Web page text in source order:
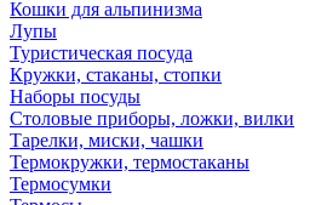
Кошки для альпинизма
Лупы
Туристическая посуда
Кружки, стаканы, стопки
Наборы посуды
Столовые приборы, ложки, вилки
Тарелки, миски, чашки
Термокружки, термостаканы
Термосумки